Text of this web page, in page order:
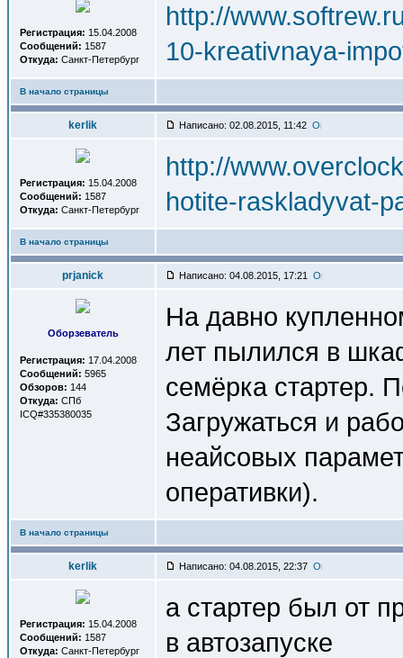
Регистрация: 15.04.2008
Сообщений: 1587
Откуда: Санкт-Петербург
http://
10-kreativnaya-
В начало страницы
kerlik Написано: 02.08.2015, 11:42
Регистрация: 15.04.2008
Сообщений: 1587
Откуда: Санкт-Петербург
http://
hotite-raskladyvat-
В начало страницы
prjanick Написано: 04.08.2015, 17:21
Оборзеватель
Регистрация: 17.04.2008
Сообщений: 5965
Обзоров: 144
Откуда: СПб
ICQ#335380035
На давно
лет пылился в
семёрка стартер.
Загружаться и
неайсовых
оперативки).
В начало страницы
kerlik Написано: 04.08.2015, 22:37
Регистрация: 15.04.2008
Сообщений: 1587
Откуда: Санкт-Петербург
а стартер был от
в автозапуске